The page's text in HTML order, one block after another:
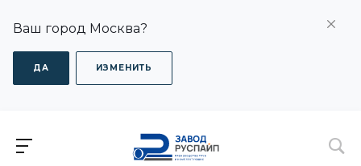
Ваш город Москва?
ДА ИЗМЕНИТЬ